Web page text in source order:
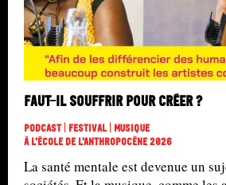
Faut-il souffrir pour créer ?
Podcast | Festival | Musique
À L'école De L'Anthropocène 2026
La santé mentale est devenue un